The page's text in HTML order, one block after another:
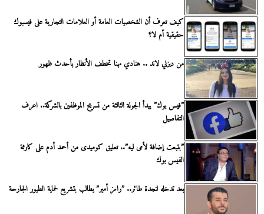
كيف تعرف أن الشخصيات العامة أو العلامات التجارية على فيسبوك
حقيقية أم لا؟
من ديزني لاند .. هنادي مهنا تخطف الأنظار بأحدث ظهور
”فيس بوك” يبدأ الجولة الثالثة من تسريح الموظفين بالشركة.. اعرف
التفاصيل
”بتبعت إضافة لأمى ليه”.. تعليق كوميدى من أحمد أدم على كارثة
الفيس بوك
بعد تدخله لنجدة طائر.. ”رامز أمير” يطالب بتشريع لحماية الطيور الجارحة